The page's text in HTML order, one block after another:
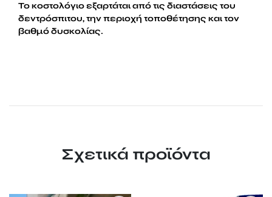
Το κοστολόγιο εξαρτάται από τις διαστάσεις του
δεντρόσπιτου, την περιοχή τοποθέτησης και τον
βαθμό δυσκολίας.
Σχετικά προϊόντα